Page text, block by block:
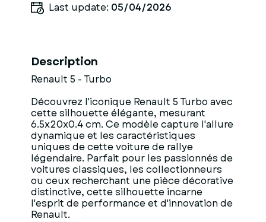
Last update: 05/04/2026
Description
Renault 5 - Turbo
Découvrez l'iconique Renault 5 Turbo avec
cette silhouette élégante, mesurant
6.5x20x0.4 cm. Ce modèle capture l'allure
dynamique et les caractéristiques
uniques de cette voiture de rallye
légendaire. Parfait pour les passionnés de
voitures classiques, les collectionneurs
ou ceux recherchant une pièce décorative
distinctive, cette silhouette incarne
l'esprit de performance et d'innovation de
Renault.